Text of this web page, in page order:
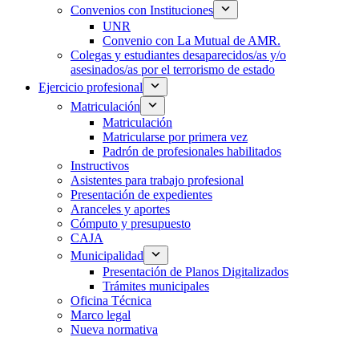
Convenios con Instituciones
UNR
Convenio con La Mutual de AMR.
Colegas y estudiantes desaparecidos/as y/o
asesinados/as por el terrorismo de estado
Ejercicio profesional
Matriculación
Matriculación
Matricularse por primera vez
Padrón de profesionales habilitados
Instructivos
Asistentes para trabajo profesional
Presentación de expedientes
Aranceles y aportes
Cómputo y presupuesto
CAJA
Municipalidad
Presentación de Planos Digitalizados
Trámites municipales
Oficina Técnica
Marco legal
Nueva normativa